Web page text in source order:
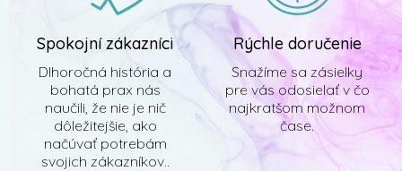
Spokojní zákazníci
Dlhoročná história a
bohatá prax nás
naučili, že nie je nič
dôležitejšie, ako
načúvať potrebám
svojich zákazníkov..
Rýchle doručenie
Snažíme sa zásielky
pre vás odosielať v čo
najkratšom možnom
čase.